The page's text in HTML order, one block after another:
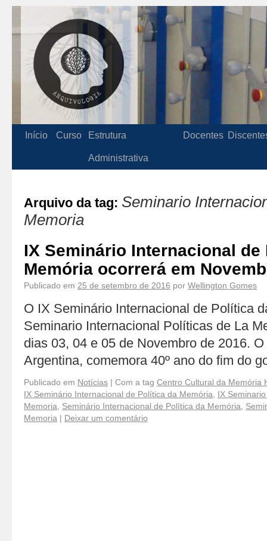
Início Curso Estrutura
Administrativa
Docentes
Arquivo da tag: Seminario
Memoria
IX Seminário Internacional de
Memória ocorrerá em
Publicado em 25 de setembro de 2016 por Wellington Gomes
O IX Seminário Internacional de Política
Seminario Internacional Políticas de La
dias 03, 04 e 05 de Novembro de 2016.
Argentina, comemora 40º ano do fim do
Publicado em Notícias | Com a tag Centro Cultural da Memória
IX Seminário Internacional de Política da Memória
IX
Memoria
Seminário Internacional de Política da Memória
Memoria | Deixar um comentário